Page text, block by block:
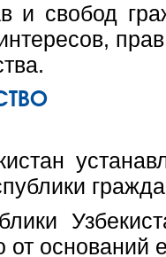
и свобод
оснований